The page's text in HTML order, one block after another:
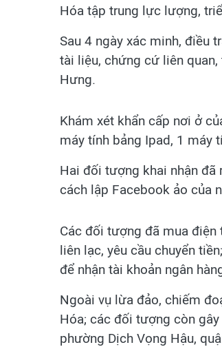
Hóa tập trung lực lượng,
Sau 4 ngày xác minh, điều
tài liệu, chứng cứ liên quan,
Hưng.
Khám xét khẩn cấp nơi ở
máy tính bảng Ipad, 1 máy
Hai đối tượng khai nhận đã
cách lập Facebook ảo của
Các đối tượng đã mua
liên lạc, yêu cầu chuyển
để nhận tài khoản ngân
Ngoài vụ lừa đảo, chiếm
Hóa; các đối tượng còn
phường Dịch Vọng Hậu,